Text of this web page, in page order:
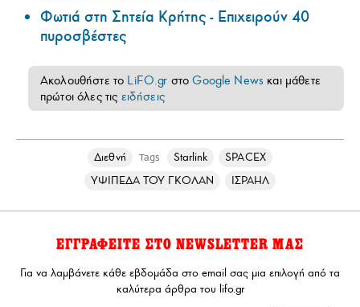
Φωτιά στη Σητεία Κρήτης - Επιχειρούν 40
πυροσβέστες
Ακολουθήστε το LiFO.gr στοGoogle News και μάθετε
πρώτοι όλες τις ειδήσεις
Διεθνή Tags Starlink
SPACEX
ΥΨΙΠΕΔΑ ΤΟΥ ΓΚΟΛΑΝ
ΙΣΡΑΗΛ
ΕΓΓΡΑΦΕΙΤΕ ΣΤΟ NEWSLETTER ΜΑΣ
Για να λαμβάνετε κάθε εβδομάδα στο email σας μια επιλογή από τα
καλύτερα άρθρα του lifo.gr